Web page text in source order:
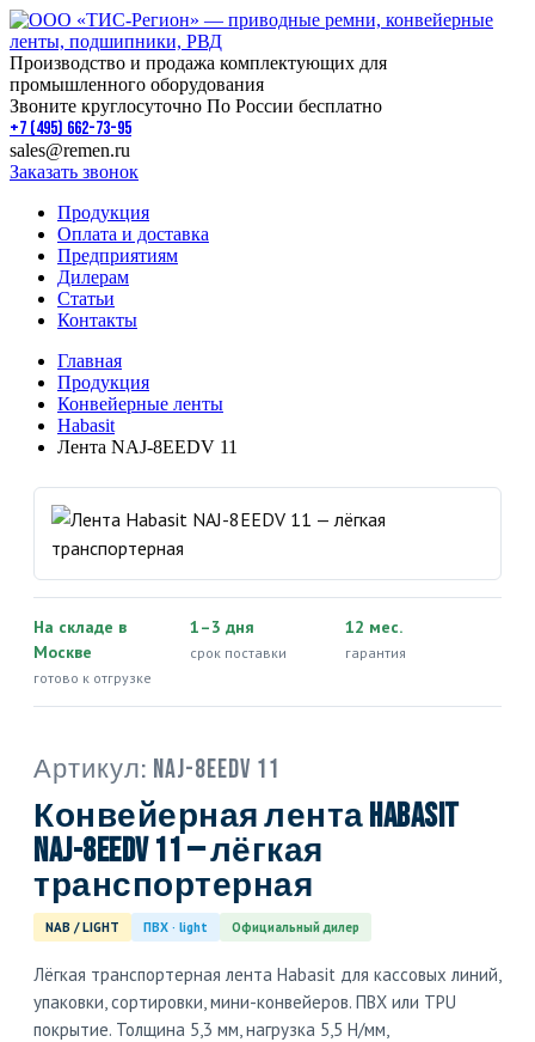
Производство и продажа комплектующих для
промышленного оборудования
Звоните круглосуточно По России бесплатно
+7 (495) 662-73-95
sales@remen.ru
Заказать звонок
Продукция
Оплата и доставка
Предприятиям
Дилерам
Статьи
Контакты
Главная
Продукция
Конвейерные ленты
Habasit
Лента NAJ-8EEDV 11
На складе в
Москве
готово к отгрузке
1–3 дня
срок поставки
12 мес.
гарантия
Артикул: NAJ-8EEDV 11
Конвейерная лента Habasit
NAJ-8EEDV 11 — лёгкая
транспортерная
NAB / LIGHT ПВХ · light Официальный дилер
Лёгкая транспортерная лента Habasit для кассовых линий,
упаковки, сортировки, мини-конвейеров. ПВХ или TPU
покрытие. Толщина 5,3 мм, нагрузка 5,5 Н/мм,